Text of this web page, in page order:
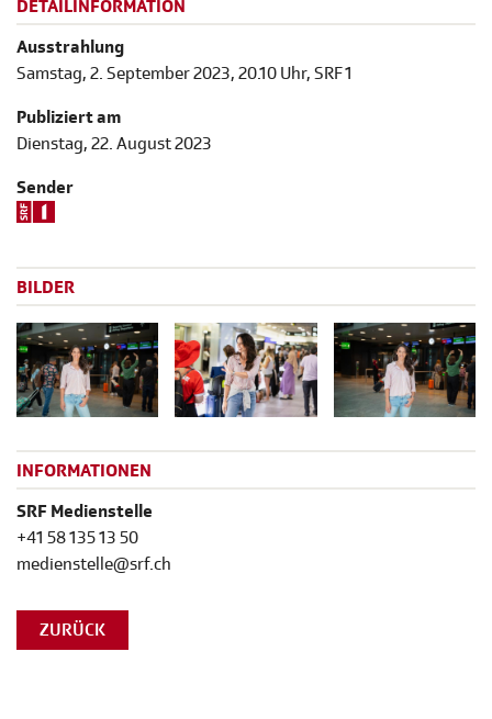
DETAILINFORMATION
Ausstrahlung
Samstag, 2. September 2023, 20.10 Uhr, SRF 1
Publiziert am
Dienstag, 22. August 2023
Sender
BILDER
INFORMATIONEN
SRF Medienstelle
+41 58 135 13 50
medienstelle@srf.ch
ZURÜCK